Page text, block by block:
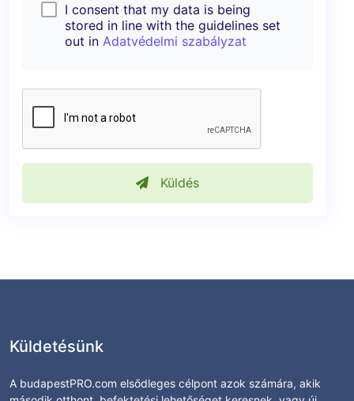
I consent that my data is being
stored in line with the guidelines set
out in Adatvédelmi szabályzat
Küldés
Küldetésünk
A budapestPRO.com elsődleges célpont azok számára, akik